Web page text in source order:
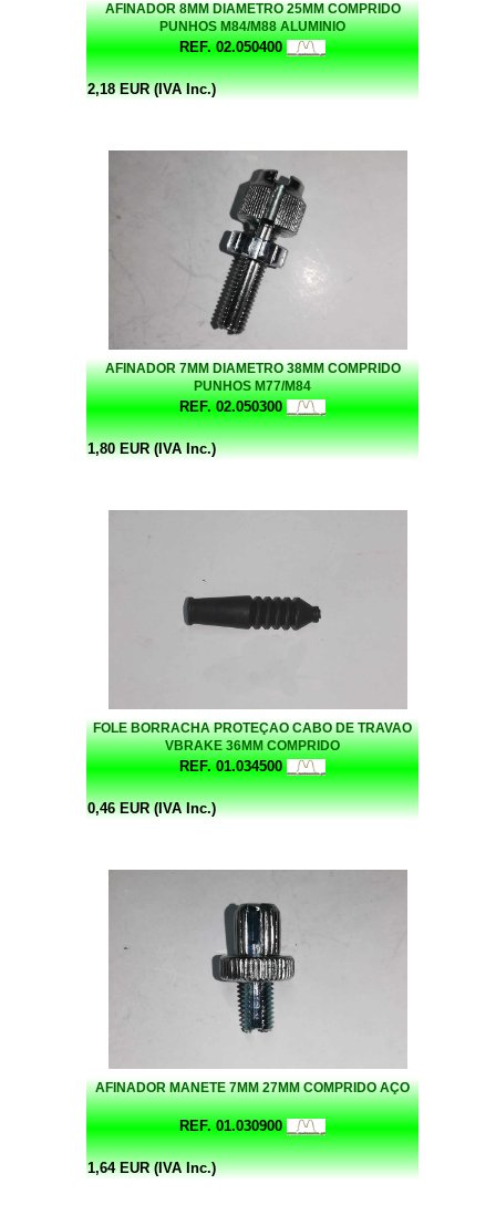
AFINADOR 8MM DIAMETRO 25MM COMPRIDO
PUNHOS M84/M88 ALUMINIO
REF. 02.050400
2,18 EUR (IVA Inc.)
AFINADOR 7MM DIAMETRO 38MM COMPRIDO
PUNHOS M77/M84
REF. 02.050300
1,80 EUR (IVA Inc.)
FOLE BORRACHA PROTEÇAO CABO DE TRAVAO
VBRAKE 36MM COMPRIDO
REF. 01.034500
0,46 EUR (IVA Inc.)
AFINADOR MANETE 7MM 27MM COMPRIDO AÇO
REF. 01.030900
1,64 EUR (IVA Inc.)